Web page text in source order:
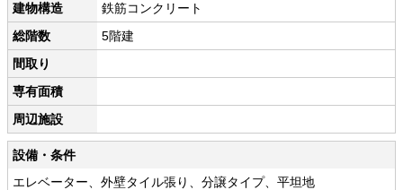
建物構造
鉄筋コンクリート
総階数
5階建
間取り
専有面積
周辺施設
設備・条件
エレベーター、外壁タイル張り、分譲タイプ、平坦地